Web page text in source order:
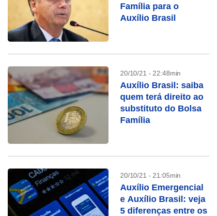
Família para o
Auxílio Brasil
20/10/21 - 22:48min
Auxílio Brasil: saiba
quem terá direito ao
substituto do Bolsa
Família
20/10/21 - 21:05min
Auxílio Emergencial
e Auxílio Brasil: veja
5 diferenças entre os